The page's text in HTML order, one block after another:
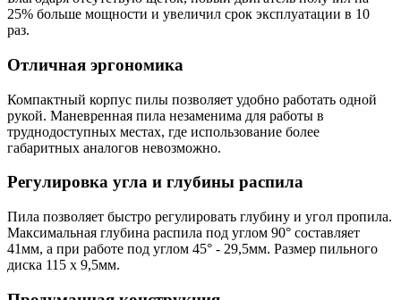
25% больше мощности и увеличил срок эксплуатации в 10
раз.
Отличная эргономика
Компактный корпус пилы позволяет удобно работать одной
рукой. Маневренная пила незаменима для работы в
труднодоступных местах, где использование более
габаритных аналогов невозможно.
Регулировка угла и глубины распила
Пила позволяет быстро регулировать глубину и угол пропила.
Максимальная глубина распила под углом 90° составляет
41мм, а при работе под углом 45° - 29,5мм. Размер пильного
диска 115 x 9,5мм.